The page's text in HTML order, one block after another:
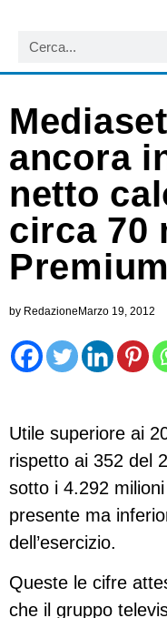
ancora
netto
circa 70
Premium
by Redazione Marzo 19, 2012
Utile superiore ai
rispetto ai 352 del
sotto i 4.292
presente ma
dell’esercizio.
Queste le cifre
che il gruppo